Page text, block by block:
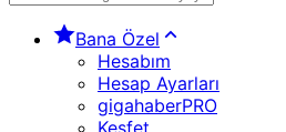
Bana Özel
Hesabım
Hesap Ayarları
gigahaberPRO
Keşfet